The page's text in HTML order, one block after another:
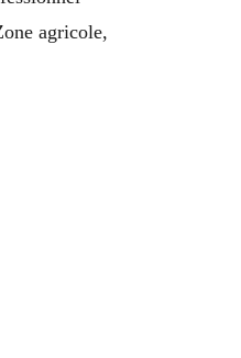
agricole,